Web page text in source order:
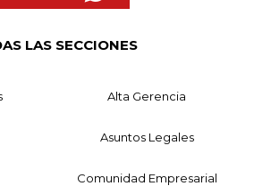
LAS SECCIONES
Alta Gerencia
Asuntos Legales
Comunidad Empresarial